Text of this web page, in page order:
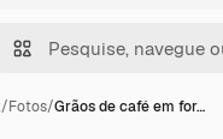
/Fotos/Grãos de café em for…